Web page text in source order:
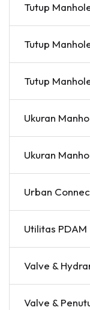
Tutup
Tutup
Tutup
Ukuran
Ukuran
Urban
Utilitas
Valve &
Valve &